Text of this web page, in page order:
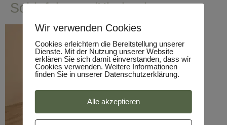
Schlafzimmer/Kinderzimmer
Wir verwenden Cookies
Cookies erleichtern die Bereitstellung unserer
Dienste. Mit der Nutzung unserer Website
erklären Sie sich damit einverstanden, dass wir
Cookies verwenden. Weitere Informationen
finden Sie in unserer Datenschutzerklärung.
Alle akzeptieren